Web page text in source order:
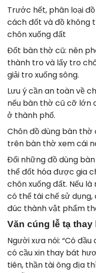
Trước hết, phân loại
cách đốt và đồ không
chôn xuống đất
Đốt bàn thờ cũ: nên
thành tro và lấy tro
giải tro xuống sông.
Lưu ý cần an toàn về
nếu bàn thờ cũ cỡ lớn
ở thành phố.
Chôn đồ dùng bàn thờ
trên bàn thờ xem cái
Đối những đồ dùng
thể đốt hóa được gia
chôn xuống đất. Nếu
có thể tái chế sử
đúc thành vật phẩm
Văn cúng lễ tạ
Người xưa nói: “Có
có cầu xin thay bát
tiên, thần tài ông địa